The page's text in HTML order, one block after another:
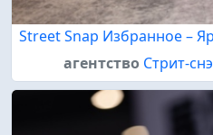
Street Snap Избранное –
агентство Стрит-